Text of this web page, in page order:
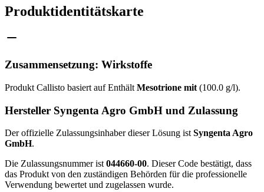
Produktidentitätskarte
Zusammensetzung: Wirkstoffe
Produkt Callisto basiert auf Enthält Mesotrione mit (100.0 g/l).
Hersteller Syngenta Agro GmbH und Zulassung
Der offizielle Zulassungsinhaber dieser Lösung ist Syngenta Agro
GmbH.
Die Zulassungsnummer ist 044660-00. Dieser Code bestätigt, dass
das Produkt von den zuständigen Behörden für die professionelle
Verwendung bewertet und zugelassen wurde.